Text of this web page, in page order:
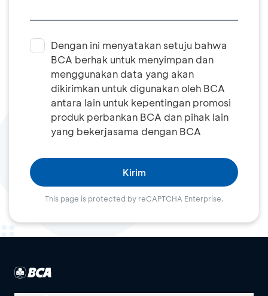
Dengan ini menyatakan setuju bahwa
BCA berhak untuk menyimpan dan
menggunakan data yang akan
dikirimkan untuk digunakan oleh BCA
antara lain untuk kepentingan promosi
produk perbankan BCA dan pihak lain
yang bekerjasama dengan BCA
Kirim
This page is protected by reCAPTCHA Enterprise.